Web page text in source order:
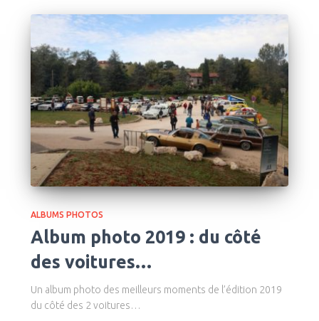
ALBUMS PHOTOS
Album photo 2019 : du côté
des voitures…
Un album photo des meilleurs moments de l’édition 2019
du côté des 2 voitures…